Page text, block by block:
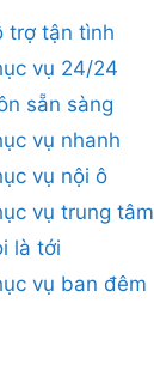
trợ tận tình
vụ 24/24
sẵn sàng
vụ nhanh
vụ nội ô
vụ trung tâm
là tới
vụ ban đêm